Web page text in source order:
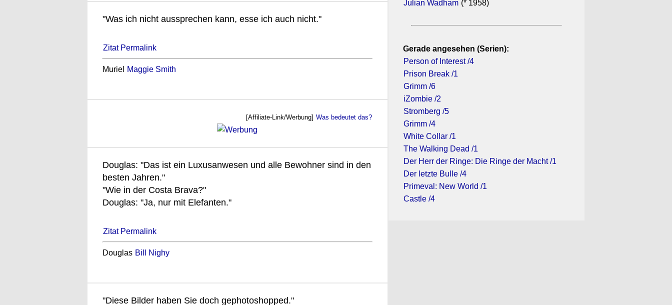
"Was ich nicht aussprechen kann, esse ich auch nicht."
Zitat Permalink
Muriel Maggie Smith
[Affiliate-Link/Werbung] Was bedeutet das?
Douglas: "Das ist ein Luxusanwesen und alle Bewohner sind in den
besten Jahren."
"Wie in der Costa Brava?"
Douglas: "Ja, nur mit Elefanten."
Zitat Permalink
Douglas Bill Nighy
"Diese Bilder haben Sie doch gephotoshopped."
Julian Wadham (* 1958)
Gerade angesehen (Serien):
Person of Interest /4
Prison Break /1
Grimm /6
iZombie /2
Stromberg /5
Grimm /4
White Collar /1
The Walking Dead /1
Der Herr der Ringe: Die Ringe der Macht /1
Der letzte Bulle /4
Primeval: New World /1
Castle /4